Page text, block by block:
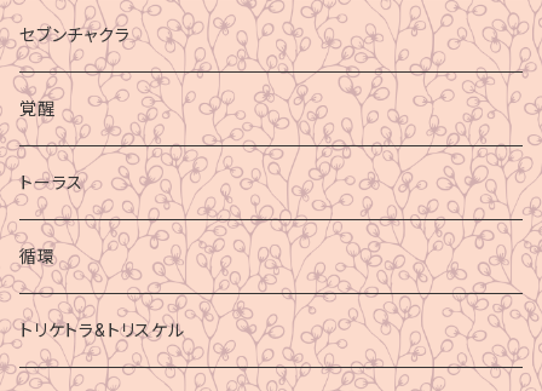
セブンチャクラ
覚醒
トーラス
循環
トリケトラ&トリスケル